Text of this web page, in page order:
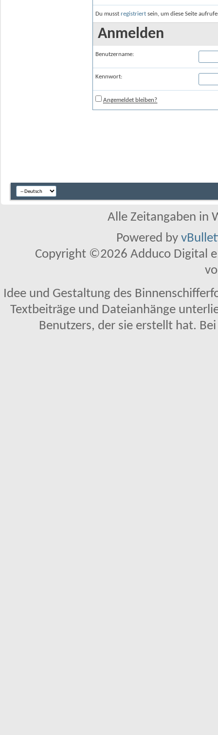
Du musst registriert sein, um diese Seite
Anmelden
Benutzername:
Kennwort:
Angemeldet bleiben?
Alle Zeitangaben in
Powered by
Copyright ©2026 Adduco Digital
Idee und Gestaltung des
Textbeiträge und Dateianhänge
Benutzers, der sie erstellt hat.